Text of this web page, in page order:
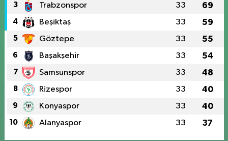
3 Trabzonspor 33 69
4 Beşiktaş 33 59
5 Göztepe 33 55
6 Başakşehir 33 54
7 Samsunspor 33 48
8 Rizespor 33 40
9 Konyaspor 33 40
10 Alanyaspor 33 37